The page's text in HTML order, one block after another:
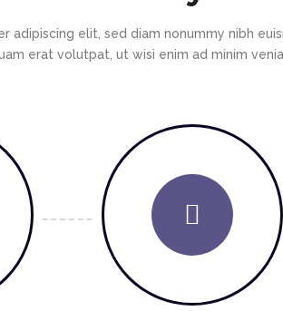
adipiscing elit, sed diam nonummy nibh
erat volutpat, ut wisi enim ad minim